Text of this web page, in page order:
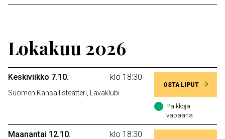
Lokakuu 2026
Keskiviikko 7.10. klo 18:30
Suomen Kansallisteatteri, Lavaklubi
OSTA LIPUT
Paikkoja
vapaana
Maanantai 12.10. klo 18:30